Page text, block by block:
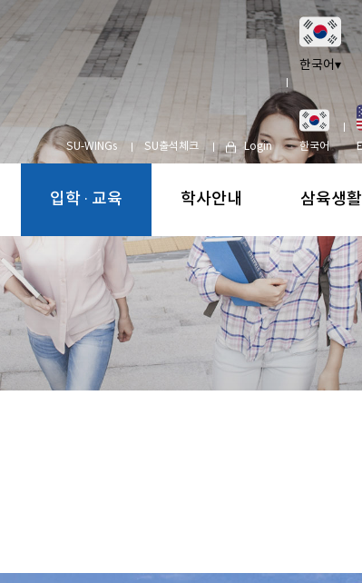
SU-WINGs SU출석체크 Login
한국어▾
한국어
입학 · 교육 학사안내 삼육생활